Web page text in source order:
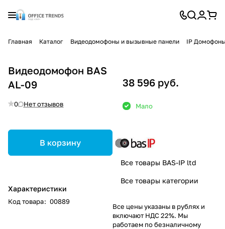
Главная Каталог Видеодомофоны и вызывные панели IP
Видеодомофон BAS
AL-09
0 Нет отзывов
В корзину
Характеристики
Код товара: 00889
38 596 руб.
Мало
Все товары BAS-IP ltd
Все товары категории
Все цены указаны в рублях и
включают НДС 22%. Мы
работаем по безналичному